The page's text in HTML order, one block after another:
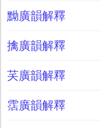
黝廣韻解釋
擒廣韻解釋
芺廣韻解釋
霑廣韻解釋